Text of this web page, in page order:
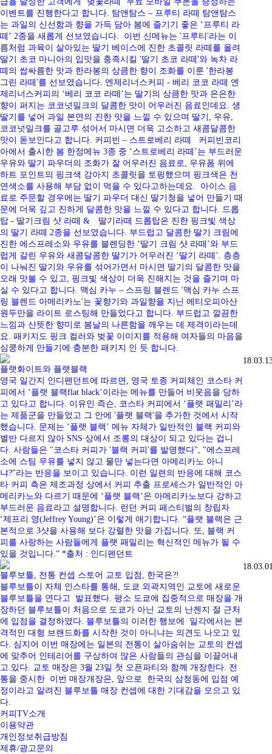
이벤트를 진행한다고 합니다. 탐앤탐스 – 프루티 라떼 탐앤탐스
는 과일의 신선함과 향을 가득 담아 봄에 즐기기 좋은 ‘프루티 라
떼’ 2종을 새롭게 선보였습니다. 이번 신메뉴는 '프루티'라는 이
름처럼 과육이 살아있는 딸기 베이스에 진한 초콜릿 라떼를 올려
딸기 초코 마니아의 입맛을 충족시킬 '딸기 초코 라떼'와 녹차 라
떼의 쌉싸름한 맛과 한라봉의 상큼한 향이 조화를 이룬 '한라봉
그린 라떼'를 선보였습니다. 엔제리너스커피 - 베리 코코 라떼 엔
제리너스커피의 ‘베리 코코 라떼’는 딸기의 상큼한 맛과 은은한
향이 퍼지는 코코넛밀크의 달콤한 맛이 어우러진 음료인데요. 생
딸기를 넣어 과일 본연의 진한 맛을 느낄 수 있으며 딸기, 우유,
코코넛밀크를 골고루 섞어서 마시면 더욱 고소하고 새콤달콤한
맛이 돋보인다고 합니다. 커피빈 – 스트로베리 라떼 커피빈코리
아에서 출시한 봄 한정메뉴 3종 중 ‘스트로베리 라떼’는 부드러운
우유와 딸기 파우더의 조화가 잘 어우러진 음료로, 우유폼 위에
하트 포인트의 핑크색 강아지 초콜릿을 토핑했으며 핑크색은 천
연색소를 사용해 부담 없이 먹을 수 있다고하는데요. 아이스 음
료로 주문할 경우에는 딸기 파우더 대신 딸기청을 넣어 만들기 때
문에 더욱 깊고 진하게 달콤한 맛을 느낄 수 있다고 합니다. 드롭
탑 - 딸기크림 샷 라떼 & 딸기라떼 드롭탑은 진한 핑크빛 색상
의 딸기 라떼 2종을 선보였습니다. 부드럽고 달콤한 딸기 크림에
진한 에스프레소와 우유를 블렌딩한 ‘딸기 크림 샷 라떼’와 부드
럽게 갈린 우유와 새콤달콤한 딸기가 어우러진 ‘딸기 라떼’. 층층
이 나눠진 딸기와 우유를 섞어가면서 마시면 딸기의 달콤한 맛을
오래 맛볼 수 있고, 핑크빛 색상이 더욱 진해지는 것을 즐기며 마
실 수 있다고 합니다. 맥심 카누 – 스프링 블렌드 '맥심 카누 스프
링 블렌드 아메리카노'는 꽃향기와 과일향을 지닌 에티오피아산
원두만을 라이트 로스팅해 만들었다고 합니다. 부드럽고 깔끔한
느낌과 산뜻한 향미로 봄날의 나른함을 깨우는 데 제격이라는데
요. 패키지도 핑크 컬러와 벚꽃 이미지를 적용해 여자들의 마음을
심쿵하게 만들기에 충분한 패키지 인 듯 합니다.
플랫화이트와 플랫블랙
영국 일간지 인디펜던트에 따르면, 영국 토종 커피체인 코스타 커
피에서 ‘플랫 블랙flat black’이라는 메뉴를 만들어 비웃음을 당하
고 있다고 합니다. 이유인 즉슨, 코스타 커피에서 ‘플랫 패밀리’라
는 제품군을 만들었고 그 안에 '플랫 블랙'을 추가한 것에서 시작
했습니다. 문제는 ‘플랫 블랙’ 메뉴 자체가 일반적인 블랙 커피와
별반 다르지 않아 SNS 상에서 조롱의 대상이 되고 있다는 겁니
다. 사람들은 "코스타 커피가 '블랙 커피'를 발명했다", "에스프레
소에 스팀 우유를 넣지 않고 물만 넣는다면 아메리카노 아니
냐?"라는 반응을 보이고 있습니다. 이런 일련의 반응에 대해 코스
타 커피 측은 제조과정 상에서 커피 추출 프로세스가 일반적인 아
메리카노와 다르기 때문에 ‘플랫 블랙’은 아메리카노보다 강하고
부드러운 음료라고 설명합니다. 런던 커피 페스티벌의 창립자
‘제프리 영(Jeffrey Young)’은 이렇게 애기합니다. “플랫 블랙은 근
본적으로 3샷을 사용해 보다 강렬한 맛을 가집니다. 또, 블랙 커
피를 사랑하는 사람들에게 플랫 패밀리는 혁신적인 메뉴가 될 수
있을 것입니다.” *출처 : 인디펜던트
블루보틀, 전통 컨셉 스토어 교토 입점, 한국은?!
블루보틀이 자체 인스타를 통해, 도쿄 외곽지역인 교토에 새로운
블루보틀을 연다고 발표했다. 평소 도쿄에 집중적으로 매장을 개
장하던 블루보틀이 처음으로 도쿄가 아닌 교토의 난젠지 절 근처
에 입점을 결정하였다. 블루보틀의 이러한 행보에 일각에서는 본
격적인 대형 브랜드화를 시작한 것이 아니냐는 의견도 나오고 있
다. 심지어 이번 매장에는 일본의 전통이 살아숨쉬는 교토의 컨셉
에 맞추어 인테리어를 구상하여 많은 사람들의 관심을 이끌어내
고 있다. 교토 매장은 3월 23일 첫 오픈파티와 함께 개장한다. 전
통을 중시한 이번 매장개장은, 앞으로 한국의 삼청동에 입점 예
정이라고 알려진 블루보틀 매장 컨셉에 대한 기대감을 모으고 있
다.
커피TV소개
이용약관
개인정보취급방침
제휴/광고문의